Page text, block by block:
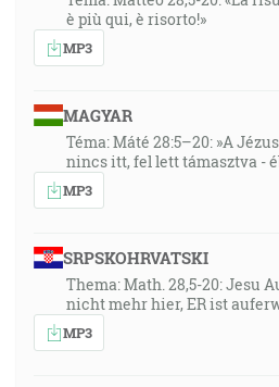
è più qui, è risorto!»
MP3
MAGYAR
Téma: Máté 28:5–20: »A
nincs itt, fel lett támasztva -
MP3
SRPSKOHRVATSKI
Thema: Math. 28,5-20: Jesu
nicht mehr hier, ER ist
MP3